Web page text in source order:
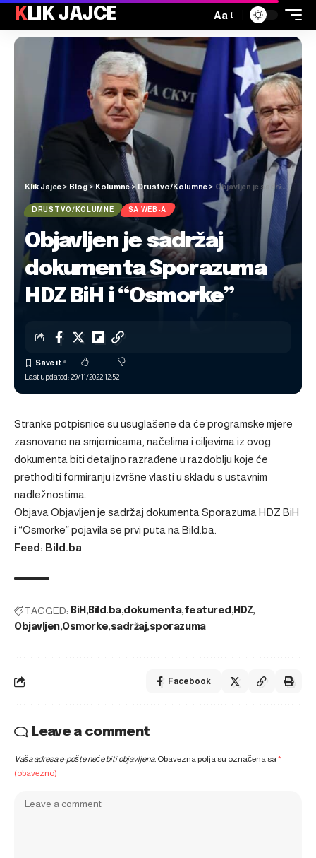
KLIK JAJCE Aa
Klik Jajce > Blog >Kolumne> Drustvo/Kolumne > Objavljen je sadržaj dokumenta Sporazuma HDZ BiH i “Osmorke”
DRUSTVO/KOLUMNE SA WEB-A
Objavljen je sadržaj
dokumenta Sporazuma
HDZ BiH i “Osmorke”
Last updated: 29/11/2022 12:52
Stranke potpisnice su usuglašene da će programske mjere
zasnovane na smjernicama, načelima i ciljevima iz ovog
dokumenta biti detaljno razrađene u razdoblju koje će
prethoditi formiranju izvršne vlasti u skladu s ustavnim
nadležnostima.
Objava Objavljen je sadržaj dokumenta Sporazuma HDZ BiH
i “Osmorke”pojavila se prvi puta na Bild.ba
Feed: Bild.ba
TAGGED: BiH Bild.ba dokumenta featured HDZ
Objavljen Osmorke sadržaj sporazuma
Facebook
Leave a comment
Vaša adresa e-pošte neće biti objavljena. Obavezna polja su označena sa*
(obavezno)